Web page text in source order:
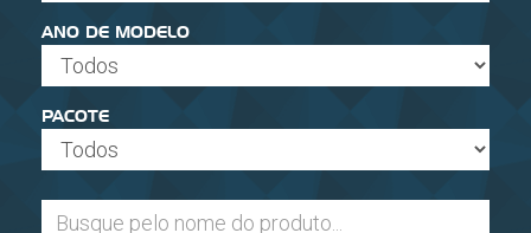
ANO DE MODELO
PACOTE